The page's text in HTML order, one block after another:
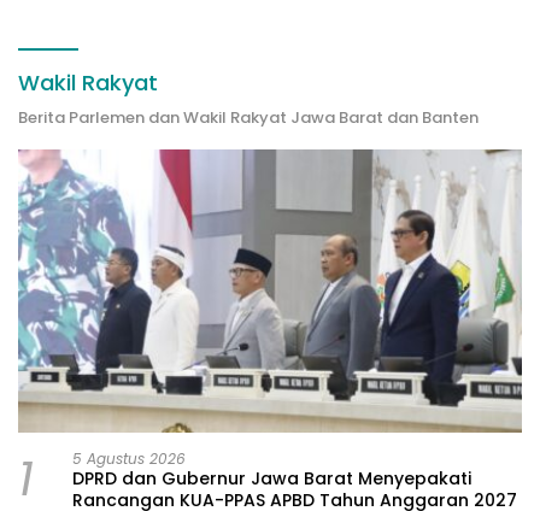
Wakil Rakyat
Berita Parlemen dan Wakil Rakyat Jawa Barat dan Banten
1 5 Agustus 2026
DPRD dan Gubernur Jawa Barat Menyepakati
Rancangan KUA-PPAS APBD Tahun Anggaran 2027